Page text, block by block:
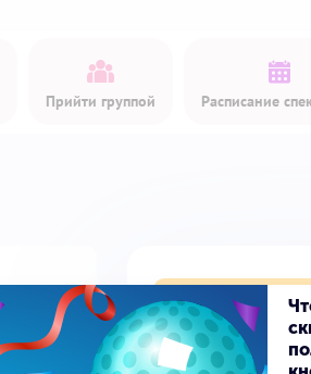
Прийти группой Расписание
Купить